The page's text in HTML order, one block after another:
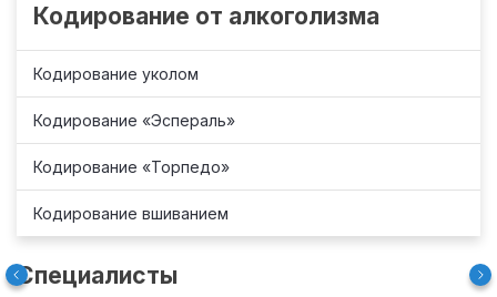
Кодирование от алкоголизма
Кодирование уколом
Кодирование «Эспераль»
Кодирование «Торпедо»
Кодирование вшиванием
Специалисты